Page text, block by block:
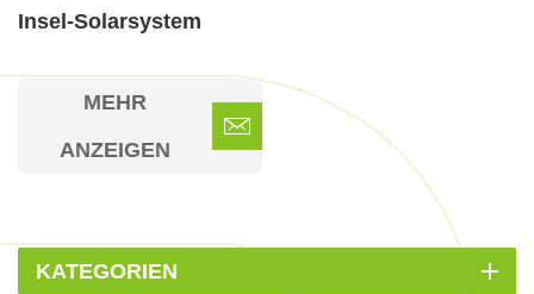
Insel-Solarsystem
MEHR
ANZEIGEN
KATEGORIEN